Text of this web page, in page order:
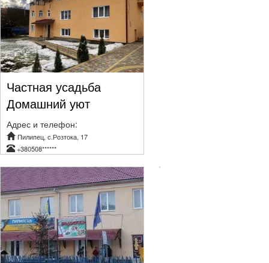
Частная усадьба
Домашний уют
Адрес и телефон:
Пилипец, с.Розтока, 17
+380508******